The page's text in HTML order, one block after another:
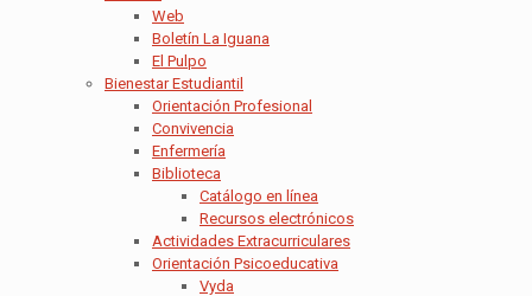
Web
Boletín La Iguana
El Pulpo
Bienestar Estudiantil
Orientación Profesional
Convivencia
Enfermería
Biblioteca
Catálogo en línea
Recursos electrónicos
Actividades Extracurriculares
Orientación Psicoeducativa
Vyda